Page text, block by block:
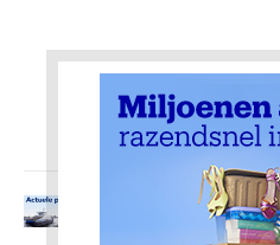
Pont
30 december 2022